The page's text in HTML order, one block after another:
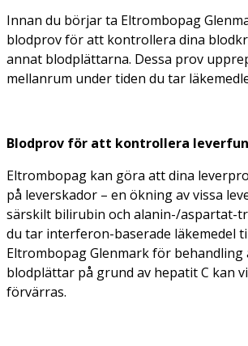
Innan du börjar ta Eltrombopag
blodprov för att kontrollera dina
annat blodplättarna. Dessa prov
mellanrum under tiden du tar
Blodprov för att kontrollera
Eltrombopag kan göra att dina
på leverskador – en ökning av vissa
särskilt bilirubin och alanin-/aspartat-
du tar interferon-baserade läkemedel
Eltrombopag Glenmark för behandling
blodplättar på grund av hepatit C kan
förvärras.